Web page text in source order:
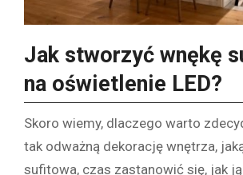
Jak stworzyć wnękę
na oświetlenie LED?
Skoro wiemy, dlaczego warto
tak odważną dekorację wnętrza,
sufitowa, czas zastanowić się, jak